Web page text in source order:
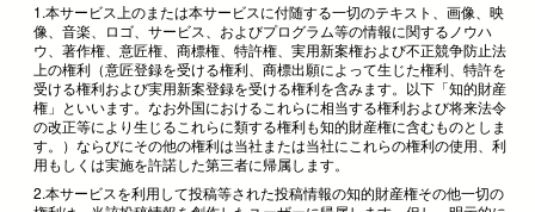
1.本サービス上のまたは本サービスに付随する一切のテキスト、画像、映
像、音楽、ロゴ、サービス、およびプログラム等の情報に関するノウハ
ウ、著作権、意匠権、商標権、特許権、実用新案権および不正競争防止法
上の権利（意匠登録を受ける権利、商標出願によって生じた権利、特許を
受ける権利および実用新案登録を受ける権利を含みます。以下「知的財産
権」といいます。なお外国におけるこれらに相当する権利および将来法令
の改正等により生じるこれらに類する権利も知的財産権に含むものとしま
す。）ならびにその他の権利は当社または当社にこれらの権利の使用、利
用もしくは実施を許諾した第三者に帰属します。
2.本サービスを利用して投稿等された投稿情報の知的財産権その他一切の